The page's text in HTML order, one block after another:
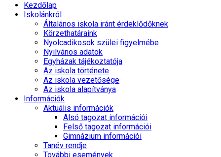
Kezdőlap
Iskolánkról
Általános iskola iránt érdeklődőknek
Körzethatáraink
Nyolcadikosok szülei figyelmébe
Nyilvános adatok
Egyházak tájékoztatója
Az iskola története
Az iskola vezetősége
Az iskola alapítványa
Információk
Aktuális információk
Alsó tagozat információi
Felső tagozat információi
Gimnázium információi
Tanév rendje
További események